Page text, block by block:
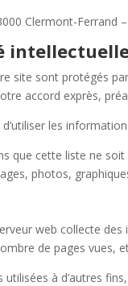
Clermont-Ferrand
site sont protégés
accord exprès,
les
que cette liste ne
photos,
web collecte
de pages vues,
à d’autres